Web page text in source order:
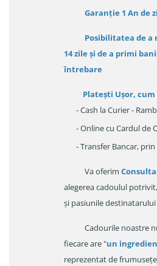
Garanție 1 An de
Posibilitatea de
14 zileși de a primi
întrebare
Platești Ușor,
- Cash la Curier -
- Online cu Cardul de
- Transfer Bancar, prin
Va oferim
alegerea cadoulul
și pasiunile
Cadourile noastre
fiecare are "un
reprezentat de